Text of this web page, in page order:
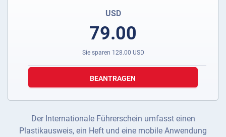
USD
79.00
Sie sparen 128.00 USD
BEANTRAGEN
Der Internationale Führerschein umfasst einen
Plastikausweis, ein Heft und eine mobile Anwendung